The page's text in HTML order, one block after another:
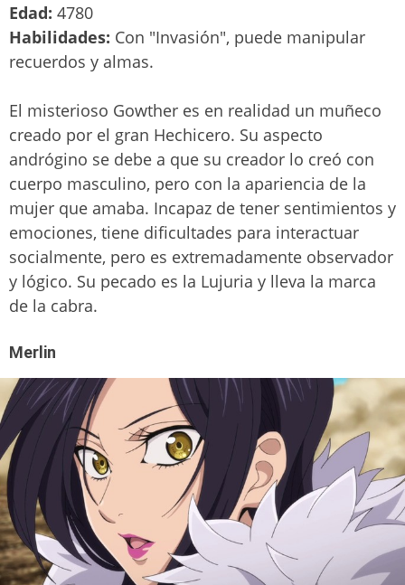
Edad: 4780
Habilidades: Con "Invasión", puede manipular
recuerdos y almas.
El misterioso Gowther es en realidad un muñeco
creado por el gran Hechicero. Su aspecto
andrógino se debe a que su creador lo creó con
cuerpo masculino, pero con la apariencia de la
mujer que amaba. Incapaz de tener sentimientos y
emociones, tiene dificultades para interactuar
socialmente, pero es extremadamente observador
y lógico. Su pecado es la Lujuria y lleva la marca
de la cabra.
Merlin